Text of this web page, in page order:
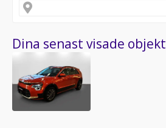
Dina senast visade objekt